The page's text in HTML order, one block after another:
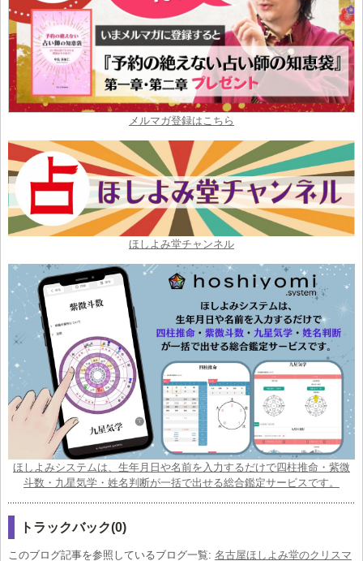
メルマガ登録はこちら
ほしよみ堂チャンネル
ほしよみシステムは、生年月日や名前を入力するだけで四柱推命・紫微
斗数・九星気学・姓名判断が一括で出せる総合鑑定サービスです。
トラックバック(0)
このブログ記事を参照しているブログ一覧: 名古屋ほしよみ堂のクリスマ